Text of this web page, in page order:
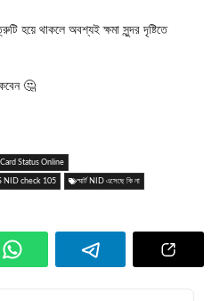
হয়ে থাকলে অবশ্যই ক্ষমা সুন্দর দৃষ্টিতে
🤔
Status Online
NID check 105 স্মার্ট NID এসেছে কি না